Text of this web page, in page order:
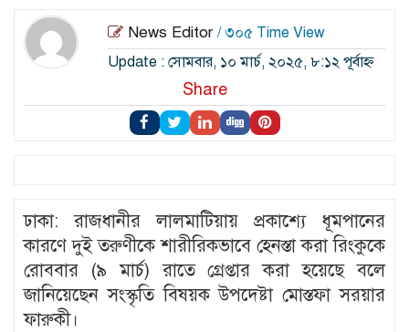
News Editor / ৩০৫ Time View
Update : সোমবার, ১০ মার্চ, ২০২৫, ৮:১২ পূর্বাহ্ন
Share
ঢাকা: রাজধানীর লালমাটিয়ায় প্রকাশ্যে ধূমপানের
কারণে দুই তরুণীকে শারীরিকভাবে হেনস্তা করা রিংকুকে
রোববার (৯ মার্চ) রাতে গ্রেপ্তার করা হয়েছে বলে
জানিয়েছেন সংস্কৃতি বিষয়ক উপদেষ্টা মোস্তফা সরয়ার
ফারুকী।